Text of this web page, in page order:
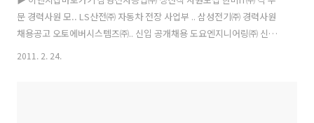
문 경력사원 모.. LS산전㈜ 자동차 전장 사업부 .. 삼성전기㈜ 경력사원
채용공고 오토에버시스템즈㈜.. 신입 공개채용 도요엔지니어링㈜ 신입
및 경력 사원 .. ㈜퍼시스 2011년 상반기 신.. ㈜KCC 플랜트감리 두산인
2011. 2. 24.